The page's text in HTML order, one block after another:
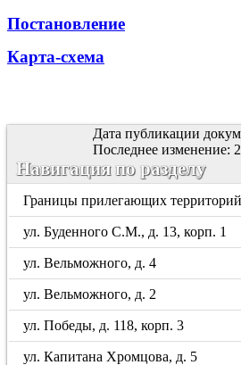
Постановление
Карта-схема
Дата публикации
Последнее изменение:
Навигация по разделу
Границы прилегающих территорий
ул. Буденного С.М., д. 13, корп. 1
ул. Вельможного, д. 4
ул. Вельможного, д. 2
ул. Победы, д. 118, корп. 3
ул. Капитана Хромцова, д. 5